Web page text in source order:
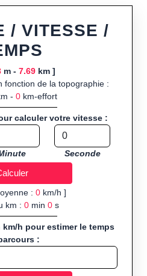
instantané de la distance
de lissage, export en trace GPX,
et TCX, ainsi que calculs
de loisir et compétiteurs
et parcours, organisateurs
itinéraires, et utilisateurs de
leurs trajets à l’avance.
:Footing (jogging), course à
randonnée, roller et équitation.
/ VITESSE /
m - 7.69km ]
fonction de la topographie :
- 0 km-effort
calculer votre vitesse :
Seconde
: 0 km/h ]
km : 0min 0s
h pour estimer le temps
: